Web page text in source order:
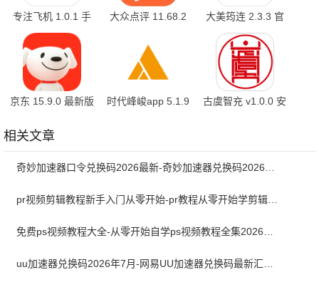
专注飞机 1.0.1 手
机版
大众点评 11.68.2
大美筠连 2.3.3 官
方版
京东 15.9.0 最新版
时代峰峻app 5.1.9
古虞智充 v1.0.0 安
相关文章
pr视频剪辑教程新手入门从零开始-pr教程从零开始学剪辑全集免费